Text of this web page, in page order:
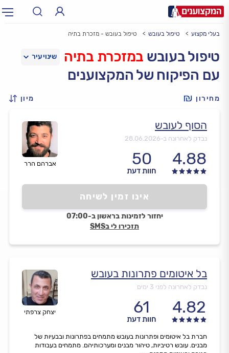
עירעיר: תל אביב, חיפה…
בעלי מקצוע טיפול בעובש טיפול בעובש - מזכרת בתיה
טיפול בעובש במזכרת בתיה
עם הפיקוח של המקצוענים
מחירון מיון
אברהם הרר
הסוף לעובש
נבדק לאחרונה ב-28.06.2026
4.88
50
חוות דעת
אינו זמין לשיחה
יחזור לזמינות בראשון ב-07:00
תזכירו לי בSMS
יצחק צרפתי
בל איטומים פתרונות בעובש
נבדק לאחרונה לפני 3 ימים
4.82
61
חוות דעת
חברת בל איטומים ופתרונות בעובש מתמחים בפתרונות ובבעיות של
מבנים. עובש רטיביות, טיהור מבנים ומערכותיהם. מתמחים בעבודות